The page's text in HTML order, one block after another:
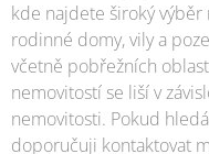
kde najdete široký
rodinné domy, vily a
včetně pobřežních
nemovitostí se liší v
nemovitosti. Pokud
doporučuji kontaktovat